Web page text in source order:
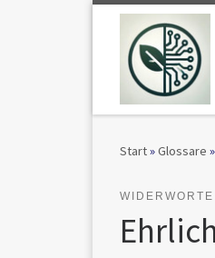
Start»Glossare »